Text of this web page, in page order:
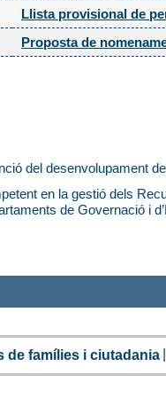
Llista provisional de
Proposta de
del desenvolupament
en la gestió dels
de Governació i
de famílies i ciutadania